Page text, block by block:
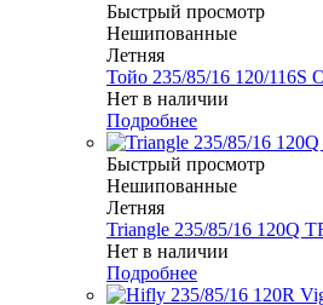
Быстрый просмотр
Нешипованные
Летняя
Тойо 235/85/16 120/116S
Нет в наличии
Подробнее
Быстрый просмотр
Нешипованные
Летняя
Triangle 235/85/16 120Q
Нет в наличии
Подробнее